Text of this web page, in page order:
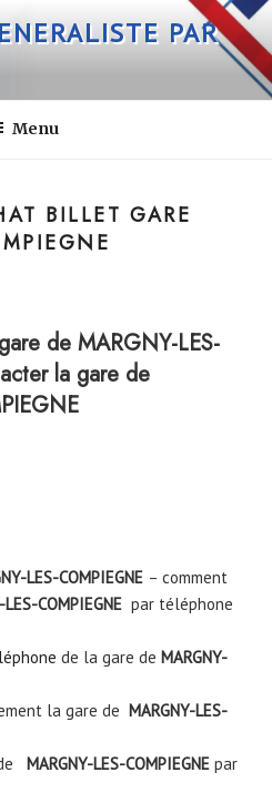
PAR
Menu
BILLET GARE
de MARGNY-LES-
la gare de
LES-COMPIEGNE – comment
LES-COMPIEGNE par téléphone
de la gare de MARGNY-
la gare de MARGNY-LES-
MARGNY-LES-COMPIEGNE par